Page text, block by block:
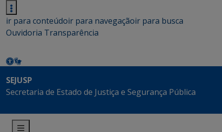
ir para conteúdoir para navegaçãoir para busca
Ouvidoria Transparência
SEJUSP
Secretaria de Estado de Justiça e Segurança Pública